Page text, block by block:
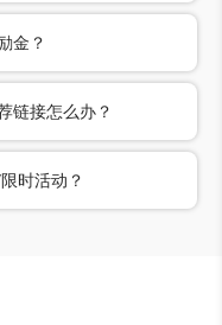
用您的推荐链接注
账了 200 美元的款
日获得奖励金。
况。
代为处理推荐有礼活动
“劳务报酬”所得进
局相关指导意见，所
完成平台侧的注册认
领取方式】，在万里
，以及节薪云平台注
所有达标且未核销的
金？
50 次奖励金。
链接怎么办？
接，我们将无法追踪
符合条件的推荐，不
时活动？